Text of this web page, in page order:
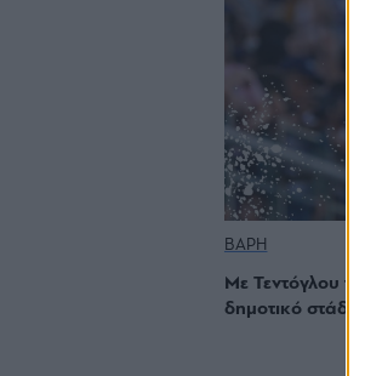
ΒΑΡΗ
Με Τεντόγλου
δημοτικό